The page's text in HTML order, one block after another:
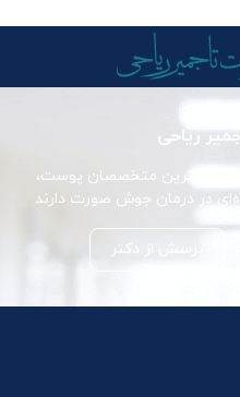
ریاحی
برجسته‌ترین متخصصان پوست،
در درمان جوش صورت دارند
پرسش از دکتر